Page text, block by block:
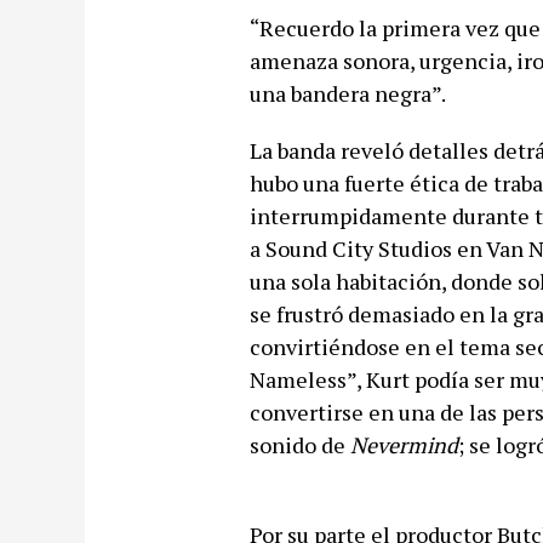
“Recuerdo la primera vez
amenaza sonora, urgencia,
una bandera negra”.
La banda reveló detalles
hubo una fuerte ética de
interrumpidamente durante
a Sound City Studios en Van
una sola habitación, donde
se frustró demasiado en la
convirtiéndose en el tema
Nameless”, Kurt podía ser
convertirse en una de las
sonido de Nevermind; se
Por su parte el productor